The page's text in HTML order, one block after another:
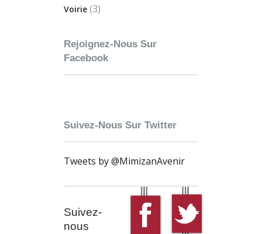
Voirie (3)
Rejoignez-Nous Sur
Facebook
Suivez-Nous Sur Twitter
Tweets by @MimizanAvenir
Suivez-
nous